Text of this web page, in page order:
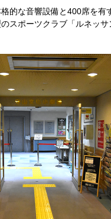
格的な音響設備と400席を
スポーツクラブ「ルネッ